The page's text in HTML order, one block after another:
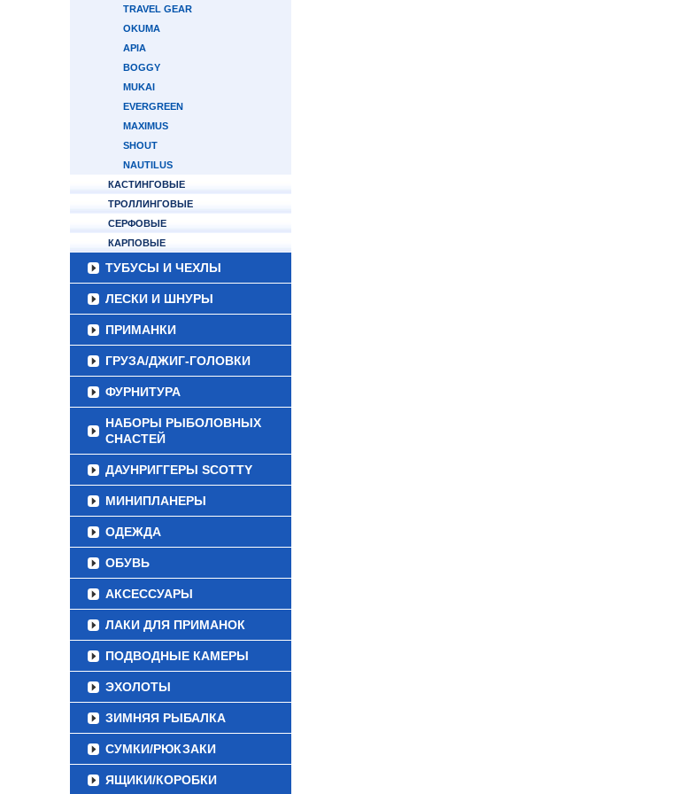
TRAVEL GEAR
OKUMA
APIA
BOGGY
MUKAI
EVERGREEN
MAXIMUS
SHOUT
NAUTILUS
КАСТИНГОВЫЕ
ТРОЛЛИНГОВЫЕ
СЕРФОВЫЕ
КАРПОВЫЕ
ТУБУСЫ И ЧЕХЛЫ
ЛЕСКИ И ШНУРЫ
ПРИМАНКИ
ГРУЗА/ДЖИГ-ГОЛОВКИ
ФУРНИТУРА
НАБОРЫ РЫБОЛОВНЫХ
СНАСТЕЙ
ДАУНРИГГЕРЫ SCOTTY
МИНИПЛАНЕРЫ
ОДЕЖДА
ОБУВЬ
АКСЕССУАРЫ
ЛАКИ ДЛЯ ПРИМАНОК
ПОДВОДНЫЕ КАМЕРЫ
ЭХОЛОТЫ
ЗИМНЯЯ РЫБАЛКА
СУМКИ/РЮКЗАКИ
ЯЩИКИ/КОРОБКИ